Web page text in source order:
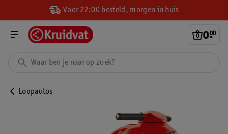
Voor 22:00 besteld, morgen in huis
0.
00
Loopautos